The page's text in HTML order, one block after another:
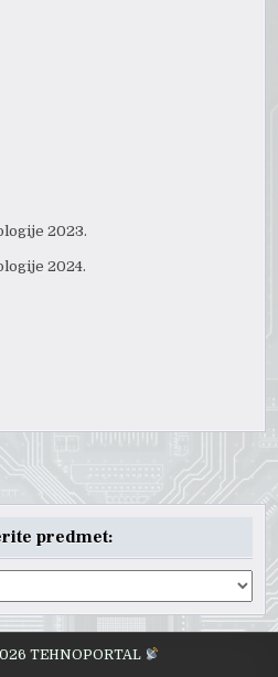
2023.
2024.
predmet:
TEHNOPORTAL